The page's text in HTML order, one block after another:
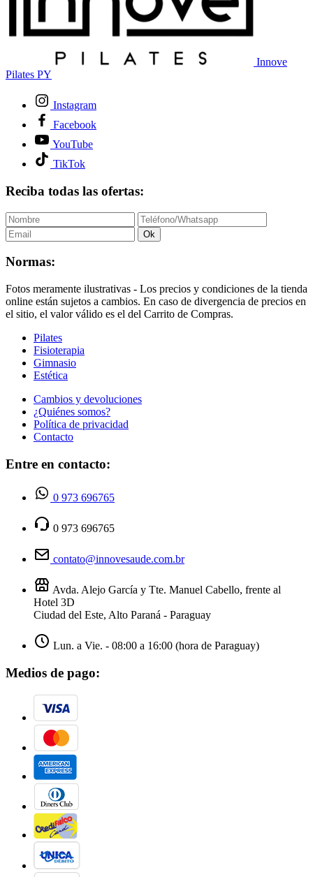
Innove
Pilates PY
Instagram
Facebook
YouTube
TikTok
Reciba todas las ofertas:
Ok
Normas:
Fotos meramente ilustrativas - Los precios y condiciones de la tienda
online están sujetos a cambios. En caso de divergencia de precios en
el sitio, el valor válido es el del Carrito de Compras.
Pilates
Fisioterapia
Gimnasio
Estética
Cambios y devoluciones
¿Quiénes somos?
Política de privacidad
Contacto
Entre en contacto:
0 973 696765
0 973 696765
contato@innovesaude.com.br
Avda. Alejo García y Tte. Manuel Cabello, frente al
Hotel 3D
Ciudad del Este, Alto Paraná - Paraguay
Lun. a Vie. - 08:00 a 16:00 (hora de Paraguay)
Medios de pago: